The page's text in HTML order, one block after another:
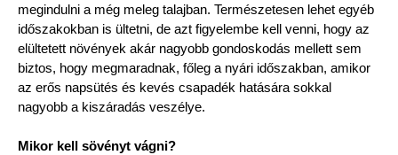
megindulni a még meleg talajban. Természetesen lehet egyéb
időszakokban is ültetni, de azt figyelembe kell venni, hogy az
elültetett növények akár nagyobb gondoskodás mellett sem
biztos, hogy megmaradnak, főleg a nyári időszakban, amikor
az erős napsütés és kevés csapadék hatására sokkal
nagyobb a kiszáradás veszélye.
Mikor kell sövényt vágni?